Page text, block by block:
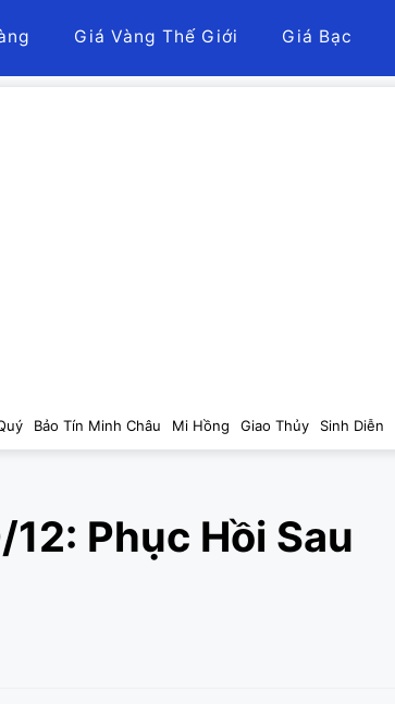
Giá Vàng Thế Giới Giá Bạc
Bảo Tín Minh Châu Mi Hồng Giao Thủy Sinh Diễn
Phục Hồi Sau